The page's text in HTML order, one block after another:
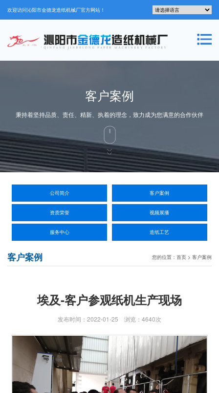
欢迎访问沁阳市金德龙造纸机械厂官方网站！
客户案例
秉持着坚持品质、责任、精新、执着的理念，致力成为您满意的合作伙伴
公司简介 客户案例
资质荣誉 视频展播
服务中心 造纸工艺
客户案例 您的位置： 首页 > 客户案例
埃及-客户参观纸机生产现场
发布时间：2022-01-25 浏览：4640次